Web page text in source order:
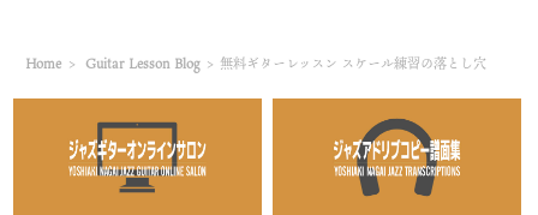
Home > Guitar Lesson Blog > 無料ギターレッスン スケール練習の落とし穴